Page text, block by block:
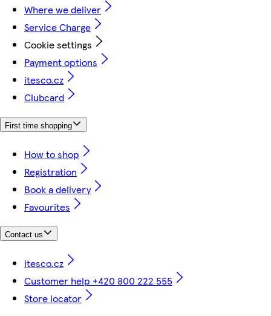
Where we deliver
Service Charge
Cookie settings
Payment options
itesco.cz
Clubcard
First time shopping
How to shop
Registration
Book a delivery
Favourites
Contact us
itesco.cz
Customer help +420 800 222 555
Store locator